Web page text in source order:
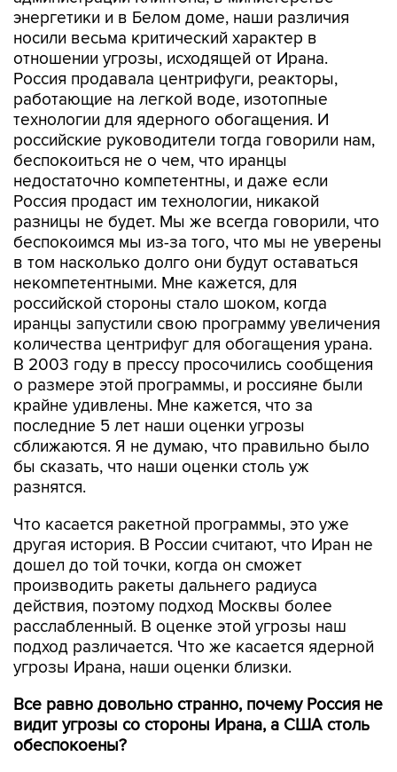
энергетики и в Белом доме, наши различия
носили весьма критический характер в
отношении угрозы, исходящей от Ирана.
Россия продавала центрифуги, реакторы,
работающие на легкой воде, изотопные
технологии для ядерного обогащения. И
российские руководители тогда говорили нам,
беспокоиться не о чем, что иранцы
недостаточно компетентны, и даже если
Россия продаст им технологии, никакой
разницы не будет. Мы же всегда говорили, что
беспокоимся мы из-за того, что мы не уверены
в том насколько долго они будут оставаться
некомпетентными. Мне кажется, для
российской стороны стало шоком, когда
иранцы запустили свою программу увеличения
количества центрифуг для обогащения урана.
В 2003 году в прессу просочились сообщения
о размере этой программы, и россияне были
крайне удивлены. Мне кажется, что за
последние 5 лет наши оценки угрозы
сближаются. Я не думаю, что правильно было
бы сказать, что наши оценки столь уж
разнятся.
Что касается ракетной программы, это уже
другая история. В России считают, что Иран не
дошел до той точки, когда он сможет
производить ракеты дальнего радиуса
действия, поэтому подход Москвы более
расслабленный. В оценке этой угрозы наш
подход различается. Что же касается ядерной
угрозы Ирана, наши оценки близки.
Все равно довольно странно, почему Россия не
видит угрозы со стороны Ирана, а США столь
обеспокоены?